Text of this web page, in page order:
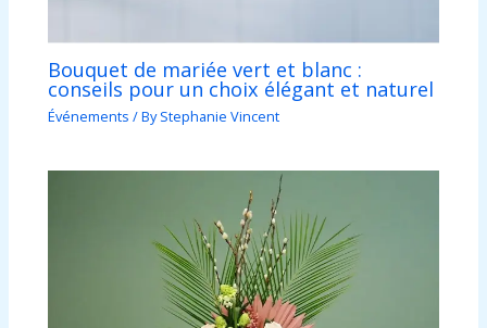
Bouquet de mariée vert et blanc :
conseils pour un choix élégant et naturel
Événements / ByStephanie Vincent